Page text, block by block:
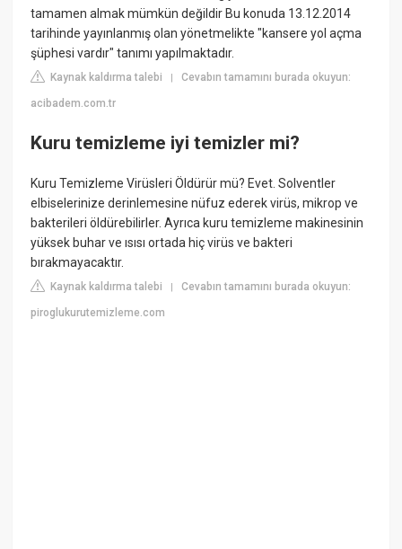
tamamen almak mümkün değildir Bu konuda 13.12.2014
tarihinde yayınlanmış olan yönetmelikte "kansere yol açma
şüphesi vardır" tanımı yapılmaktadır.
Kaynak kaldırma talebi |Cevabın tamamını burada okuyun:
acibadem.com.tr
Kuru temizleme iyi temizler mi?
Kuru Temizleme Virüsleri Öldürür mü? Evet. Solventler
elbiselerinize derinlemesine nüfuz ederek virüs, mikrop ve
bakterileri öldürebilirler. Ayrıca kuru temizleme makinesinin
yüksek buhar ve ısısı ortada hiç virüs ve bakteri
bırakmayacaktır.
Kaynak kaldırma talebi |Cevabın tamamını burada okuyun:
piroglukurutemizleme.com